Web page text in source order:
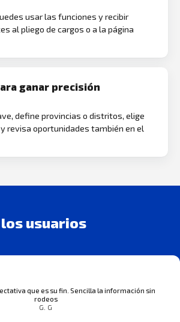
usar las funciones y recibir
al pliego de cargos o a la página
ganar precisión
define provincias o distritos, elige
revisa oportunidades también en el
usuarios
que es su fin. Sencilla la información sin
rodeos
G. G